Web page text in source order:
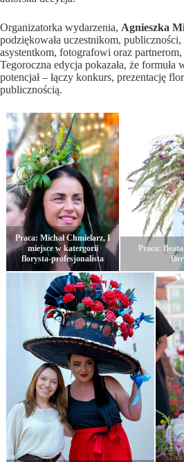
Organizatorka wydarzenia, Agnieszka
podziękowała uczestnikom,
asystentkom, fotografowi oraz
Tegoroczna edycja pokazała, że formuła
potencjał – łączy konkurs, prezentację
publicznością.
Praca: Michał Chmielarz, I
miejsce w katergorii
florysta-profesjonalista
Praca: